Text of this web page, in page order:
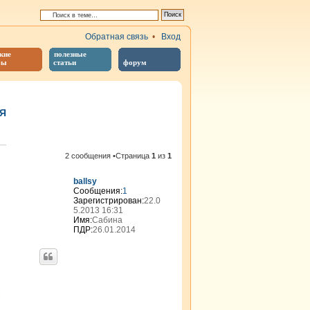
полезные
статьи
форум
Обратная связь • Вход
поиск2 сообщения •Страница 1 из 1
ballsy
Сообщения:1
Зарегистрирован:22.0
5.2013 16:31
Имя:Сабина
ПДР:26.01.2014